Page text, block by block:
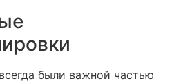
были важной частью